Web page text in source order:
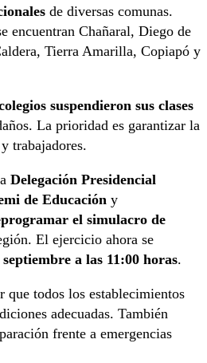
de diversas comunas.
encuentran Chañaral, Diego de
Tierra Amarilla, Copiapó y
suspendieron sus clases
La prioridad es garantizar la
trabajadores.
Delegación Presidencial
de Educación y
el simulacro de
El ejercicio ahora se
a las 11:00 horas.
que todos los establecimientos
adecuadas. También
frente a emergencias